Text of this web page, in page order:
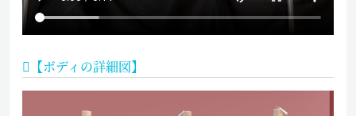
【ボディの詳細図】